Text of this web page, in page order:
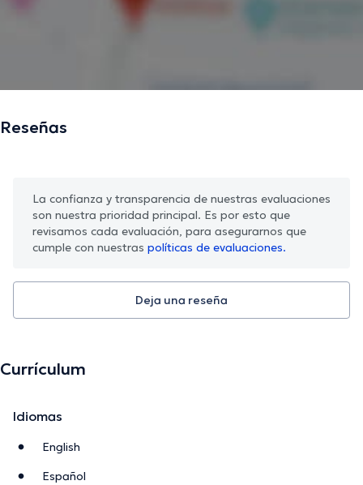
Reseñas
La confianza y transparencia de nuestras evaluaciones
son nuestra prioridad principal. Es por esto que
revisamos cada evaluación, para asegurarnos que
cumple con nuestras políticas de evaluaciones.
Deja una reseña
Currículum
Idiomas
English
Español